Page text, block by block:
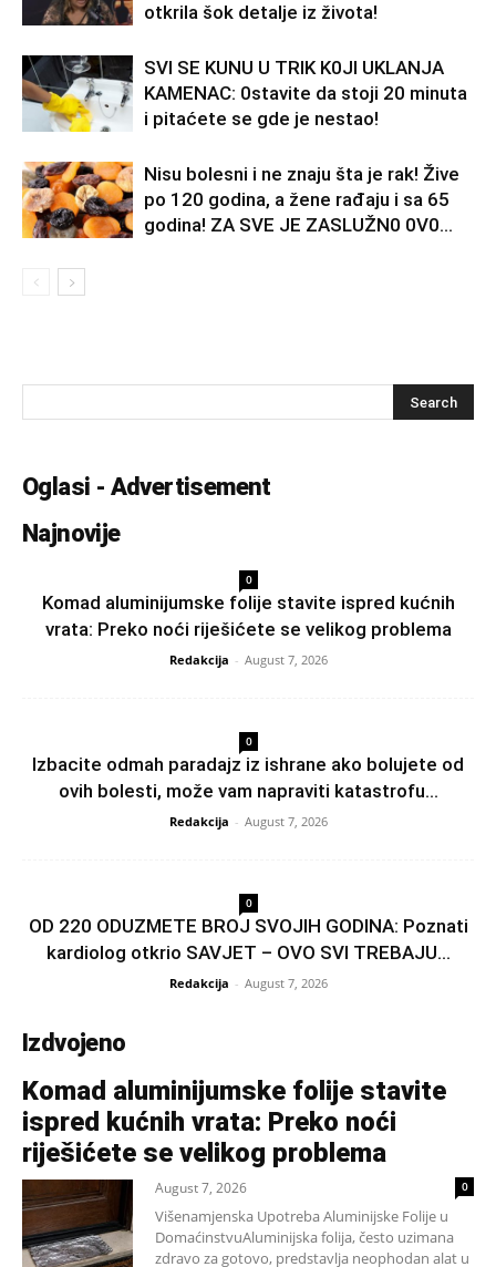
otkrila šok detalje iz života!
SVl SE KUNU U TRlK K0Jl UKLANJA
KAMENAC: 0stavite da stoji 20 minuta
i pitaćete se gde je nestao!
Nisu bolesni i ne znaju šta je rak! Žive
po 120 godina, a žene rađaju i sa 65
godina! ZA SVE JE ZASLUŽN0 0V0...
Oglasi - Advertisement
Najnovije
0
Komad aluminijumske folije stavite ispred kućnih
vrata: Preko noći riješićete se velikog problema
Redakcija - August 7, 2026
0
Izbacite odmah paradajz iz ishrane ako bolujete od
ovih bolesti, može vam napraviti katastrofu...
Redakcija - August 7, 2026
0
OD 220 ODUZMETE BROJ SVOJIH GODINA: Poznati
kardiolog otkrio SAVJET – OVO SVI TREBAJU...
Redakcija - August 7, 2026
Izdvojeno
Komad aluminijumske folije stavite
ispred kućnih vrata: Preko noći
riješićete se velikog problema
August 7, 2026 0
Višenamjenska Upotreba Aluminijske Folije u
DomaćinstvuAluminijska folija, često uzimana
zdravo za gotovo, predstavlja neophodan alat u